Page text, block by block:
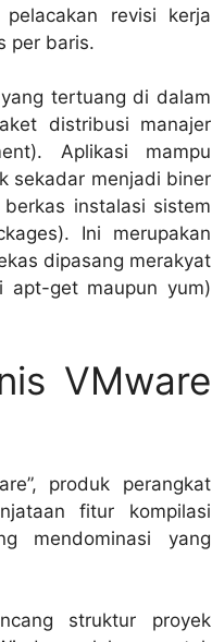
revisi kerja
per baris.
yang tertuang di dalam
distribusi manajer
Aplikasi mampu
sekadar menjadi biner
instalasi sistem
. Ini merupakan
dipasang merakyat
apt-getmaupunyum)
VMware
produk perangkat
fitur kompilasi
mendominasi yang
struktur proyek